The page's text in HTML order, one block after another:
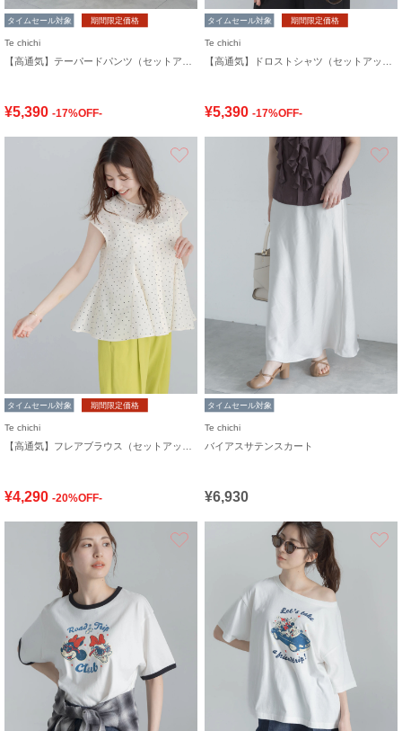
タイムセール対象 期間限定価格
Te chichi
¥5,390 -17%OFF-
タイムセール対象 期間限定価格
Te chichi
¥5,390 -17%OFF-
タイムセール対象 期間限定価格
Te chichi
¥4,290 -20%OFF-
タイムセール対象
Te chichi
バイアスサテンスカート
¥6,930